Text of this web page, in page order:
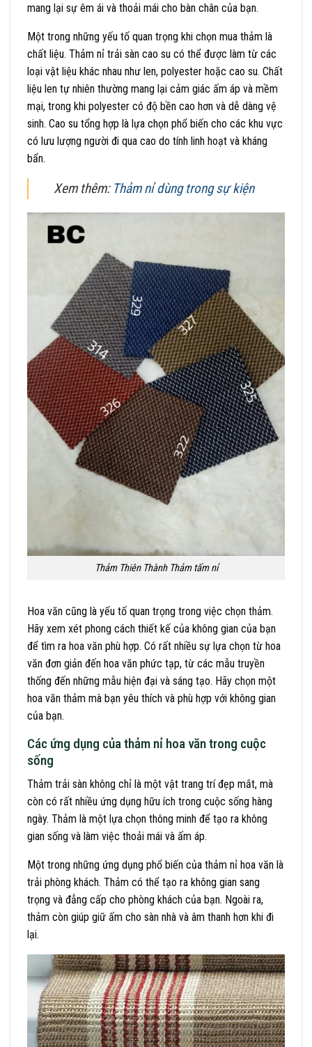
mang lại sự êm ái và thoải mái cho bàn chân của bạn.
Một trong những yếu tố quan trọng khi chọn mua thảm là
chất liệu. Thảm nỉ trải sàn cao su có thể được làm từ các
loại vật liệu khác nhau như len, polyester hoặc cao su. Chất
liệu len tự nhiên thường mang lại cảm giác ấm áp và mềm
mại, trong khi polyester có độ bền cao hơn và dễ dàng vệ
sinh. Cao su tổng hợp là lựa chọn phổ biến cho các khu vực
có lưu lượng người đi qua cao do tính linh hoạt và kháng
bẩn.
Xem thêm: Thảm nỉ dùng trong sự kiện
Thảm Thiên Thành Thảm tấm nỉ
Hoa văn cũng là yếu tố quan trọng trong việc chọn thảm.
Hãy xem xét phong cách thiết kế của không gian của bạn
để tìm ra hoa văn phù hợp. Có rất nhiều sự lựa chọn từ hoa
văn đơn giản đến hoa văn phức tạp, từ các mẫu truyền
thống đến những mẫu hiện đại và sáng tạo. Hãy chọn một
hoa văn thảm mà bạn yêu thích và phù hợp với không gian
của bạn.
Các ứng dụng của thảm nỉ hoa văn trong cuộc
sống
Thảm trải sàn không chỉ là một vật trang trí đẹp mắt, mà
còn có rất nhiều ứng dụng hữu ích trong cuộc sống hàng
ngày. Thảm là một lựa chọn thông minh để tạo ra không
gian sống và làm việc thoải mái và ấm áp.
Một trong những ứng dụng phổ biến của thảm nỉ hoa văn là
trải phòng khách. Thảm có thể tạo ra không gian sang
trọng và đẳng cấp cho phòng khách của bạn. Ngoài ra,
thảm còn giúp giữ ấm cho sàn nhà và âm thanh hơn khi đi
lại.